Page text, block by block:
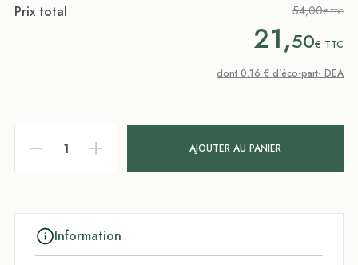
Prix total 54,00€ TTC
21,50€ TTC
dont 0.16 € d'éco-part- DEA
AJOUTER AU PANIER
Information